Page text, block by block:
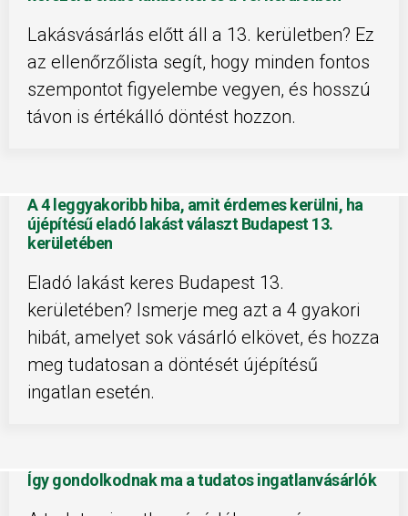
Lakásvásárlás előtt áll a 13. kerületben? Ez
az ellenőrzőlista segít, hogy minden fontos
szempontot figyelembe vegyen, és hosszú
távon is értékálló döntést hozzon.
A 4 leggyakoribb hiba, amit érdemes kerülni, ha
újépítésű eladó lakást választ Budapest 13.
kerületében
Eladó lakást keres Budapest 13.
kerületében? Ismerje meg azt a 4 gyakori
hibát, amelyet sok vásárló elkövet, és hozza
meg tudatosan a döntését újépítésű
ingatlan esetén.
Így gondolkodnak ma a tudatos ingatlanvásárlók